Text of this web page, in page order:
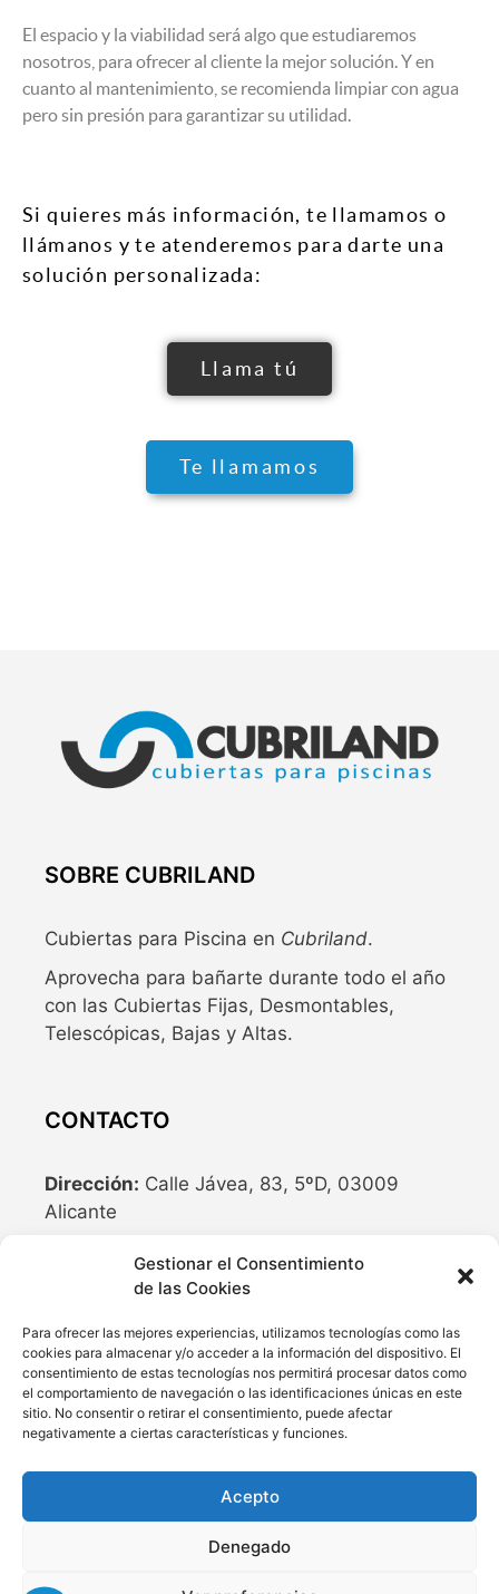
Gestionar el Consentimiento
de las Cookies
Para ofrecer las mejores experiencias, utilizamos tecnologías como las
cookies para almacenar y/o acceder a la información del dispositivo. El
consentimiento de estas tecnologías nos permitirá procesar datos como
el comportamiento de navegación o las identificaciones únicas en este
sitio. No consentir o retirar el consentimiento, puede afectar
negativamente a ciertas características y funciones.
Acepto
Denegado
El espacio y la viabilidad será algo que estudiaremos
nosotros, para ofrecer al cliente la mejor solución. Y en
cuanto al mantenimiento, se recomienda limpiar con agua
pero sin presión para garantizar su utilidad.
Si quieres más información, te llamamos o
llámanos y te atenderemos para darte una
solución personalizada:
Llama tú
Te llamamos
SOBRE CUBRILAND
Cubiertas para Piscina en Cubriland.
Aprovecha para bañarte durante todo el año
con las Cubiertas Fijas, Desmontables,
Telescópicas, Bajas y Altas.
CONTACTO
Dirección: Calle Jávea, 83, 5ºD, 03009
Alicante
info@cubriland.com
REDES SOCIALES
© 2026 Cubiertas Para Piscinas y Cerramientos ®